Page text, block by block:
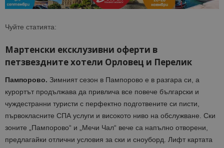
Чуйте статията:
Мартенски ексклузивни оферти в
петзвездните хотели Орловец и Перелик
Пампорово. Зимният сезон в Пампорово е в разгара си, а
курортът продължава да привлича все повече български и
чуждестранни туристи с перфектно подготвените си писти,
първокласните СПА услуги и високото ниво на обслужване. Ски
зоните „Пампорово“ и „Мечи Чал“ вече са напълно отворени,
предлагайки отлични условия за ски и сноуборд. Лифт картата